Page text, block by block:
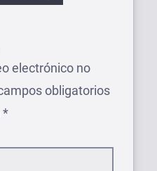
electrónico no
obligatorios
*